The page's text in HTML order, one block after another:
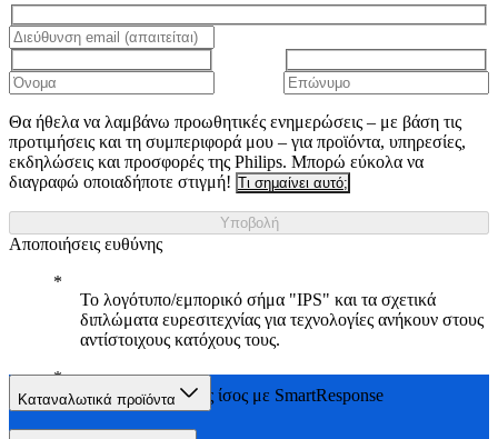
Θα ήθελα να λαμβάνω προωθητικές ενημερώσεις – με βάση τις
προτιμήσεις και τη συμπεριφορά μου – για προϊόντα, υπηρεσίες,
εκδηλώσεις και προσφορές της Philips. Μπορώ εύκολα να
διαγραφώ οποιαδήποτε στιγμή! Τι σημαίνει αυτό;
Υποβολή
Αποποιήσεις ευθύνης
Το λογότυπο/εμπορικό σήμα "IPS" και τα σχετικά
διπλώματα ευρεσιτεχνίας για τεχνολογίες ανήκουν στους
αντίστοιχους κατόχους τους.
Χρόνος απόκρισης ίσος με SmartResponse
Καταναλωτικά προϊόντα